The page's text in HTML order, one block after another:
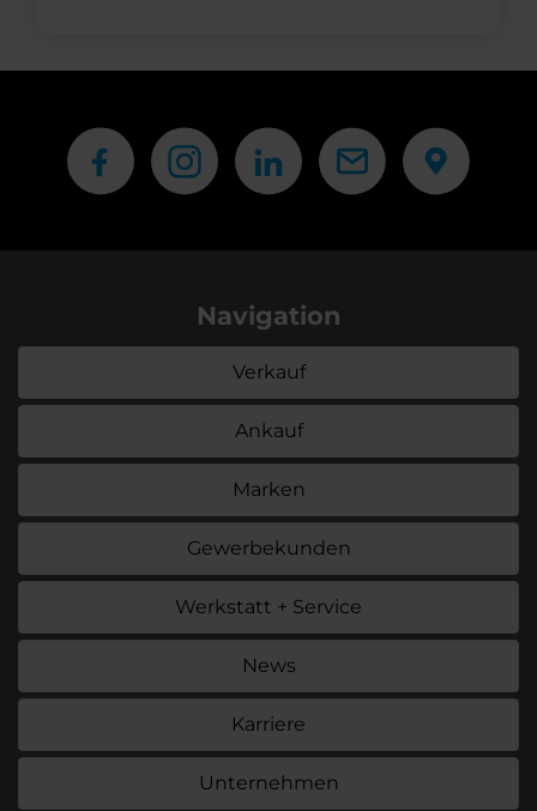
Navigation
Verkauf
Ankauf
Marken
Gewerbekunden
Werkstatt + Service
News
Karriere
Unternehmen